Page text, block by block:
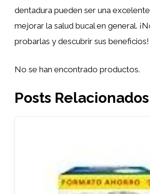
dentadura pueden ser una
mejorar la salud bucal en general.
probarlas y descubrir sus beneficios!
No se han encontrado productos.
Posts